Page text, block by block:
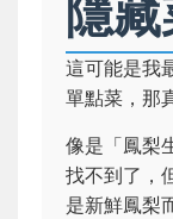
隱
這可能是我
單點菜，那
像是「鳳梨
找不到了，
是新鮮鳳梨